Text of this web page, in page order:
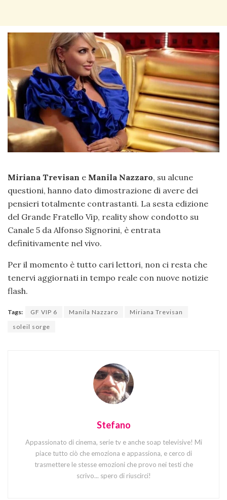
Miriana Trevisan e Manila Nazzaro, su alcune
questioni, hanno dato dimostrazione di avere dei
pensieri totalmente contrastanti. La sesta edizione
del Grande Fratello Vip, reality show condotto su
Canale 5 da Alfonso Signorini, è entrata
definitivamente nel vivo.
Per il momento è tutto cari lettori, non ci resta che
tenervi aggiornati in tempo reale con nuove notizie
flash.
Tags: GF VIP 6 Manila Nazzaro
Miriana Trevisan
soleil sorge
Stefano
Appassionato di cinema, serie tv e anche soap televisive! Mi
piace tutto ciò che emoziona e appassiona, e cerco di
trasmettere le stesse emozioni che provo nei testi che
scrivo... spero di riuscirci!